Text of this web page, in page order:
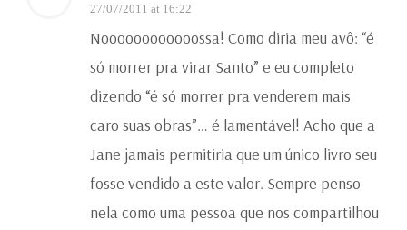
27/07/2011 at 16:22
Noooooooooooossa! Como diria meu avô: “é
só morrer pra virar Santo” e eu completo
dizendo “é só morrer pra venderem mais
caro suas obras”… é lamentável! Acho que a
Jane jamais permitiria que um único livro seu
fosse vendido a este valor. Sempre penso
nela como uma pessoa que nos compartilhou